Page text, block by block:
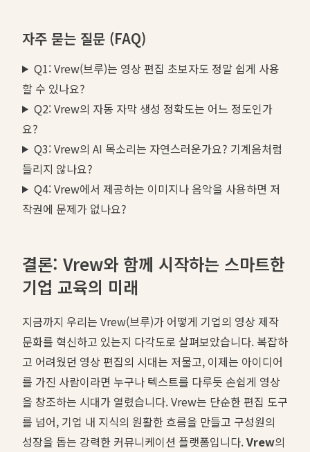
자주 묻는 질문 (FAQ)
Q1: Vrew(브루)는 영상 편집 초보자도 정말 쉽게 사용
할 수 있나요?
Q2: Vrew의 자동 자막 생성 정확도는 어느 정도인가
요?
Q3: Vrew의 AI 목소리는 자연스러운가요? 기계음처럼
들리지 않나요?
Q4: Vrew에서 제공하는 이미지나 음악을 사용하면 저
작권에 문제가 없나요?
결론: Vrew와 함께 시작하는 스마트한
기업 교육의 미래
지금까지 우리는 Vrew(브루)가 어떻게 기업의 영상 제작
문화를 혁신하고 있는지 다각도로 살펴보았습니다. 복잡하
고 어려웠던 영상 편집의 시대는 저물고, 이제는 아이디어
를 가진 사람이라면 누구나 텍스트를 다루듯 손쉽게 영상
을 창조하는 시대가 열렸습니다. Vrew는 단순한 편집 도구
를 넘어, 기업 내 지식의 원활한 흐름을 만들고 구성원의
성장을 돕는 강력한 커뮤니케이션 플랫폼입니다.Vrew의